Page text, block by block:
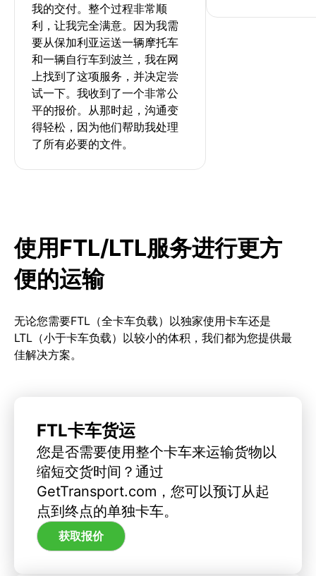
我的交付。整个过程非常顺
利，让我完全满意。因为我需
要从保加利亚运送一辆摩托车
和一辆自行车到波兰，我在网
上找到了这项服务，并决定尝
试一下。我收到了一个非常公
平的报价。从那时起，沟通变
得轻松，因为他们帮助我处理
了所有必要的文件。
使用FTL/LTL服务进行更方
便的运输
无论您需要FTL（全卡车负载）以独家使用卡车还是
LTL（小于卡车负载）以较小的体积，我们都为您提供最
佳解决方案。
FTL卡车货运
您是否需要使用整个卡车来运输货物以
缩短交货时间？通过
GetTransport.com，您可以预订从起
点到终点的单独卡车。
获取报价